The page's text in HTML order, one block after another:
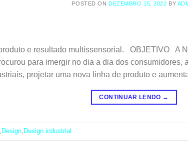
POSTED ON DEZEMBRO 15, 2022 BY
e resultado multissensorial. OBJETIVO A
para imergir no dia a dia dos consumidores,
projetar uma nova linha de produto e
CONTINUAR LENDO →
, Design, Design industrial